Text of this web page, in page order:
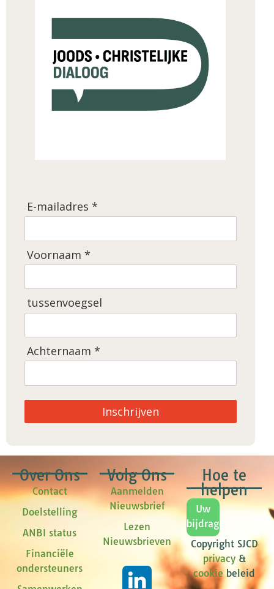
E-mailadres *
Voornaam *
tussenvoegsel
Achternaam *
Inschrijven
Over Ons
Contact
Doelstelling
ANBI status
Financiële
ondersteuners
Volg Ons
Aanmelden
Nieuwsbrief
Lezen
Nieuwsbrieven
Hoe te
helpen
Uw
bijdrage
Copyright SJCD
privacy&
cookiebeleid